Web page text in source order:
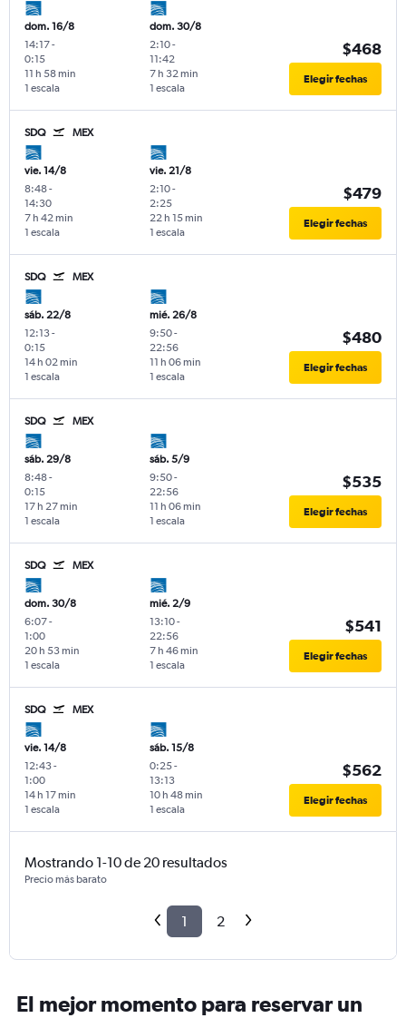
dom. 16/8
14:17-
0:15
1 escala
11 h 58 min
dom. 30/8
2:10-
11:42
1 escala
7 h 32 min
$468
Elegir fechas
SDQ MEX
vie. 14/8
8:48-
14:30
1 escala
7 h 42 min
vie. 21/8
2:10-
2:25
1 escala
22 h 15 min
$479
Elegir fechas
SDQ MEX
sáb. 22/8
12:13-
0:15
1 escala
14 h 02 min
mié. 26/8
9:50-
22:56
1 escala
11 h 06 min
$480
Elegir fechas
SDQ MEX
sáb. 29/8
8:48-
0:15
1 escala
17 h 27 min
sáb. 5/9
9:50-
22:56
1 escala
11 h 06 min
$535
Elegir fechas
SDQ MEX
dom. 30/8
6:07-
1:00
1 escala
20 h 53 min
mié. 2/9
13:10-
22:56
1 escala
7 h 46 min
$541
Elegir fechas
SDQ MEX
vie. 14/8
12:43-
1:00
1 escala
14 h 17 min
sáb. 15/8
0:25-
13:13
1 escala
10 h 48 min
$562
Elegir fechas
Mostrando 1-10 de 20 resultados
Precio más barato
1 2
El mejor momento para reservar un